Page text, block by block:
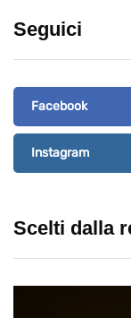
Seguici
Facebook
Instagram
Scelti dalla